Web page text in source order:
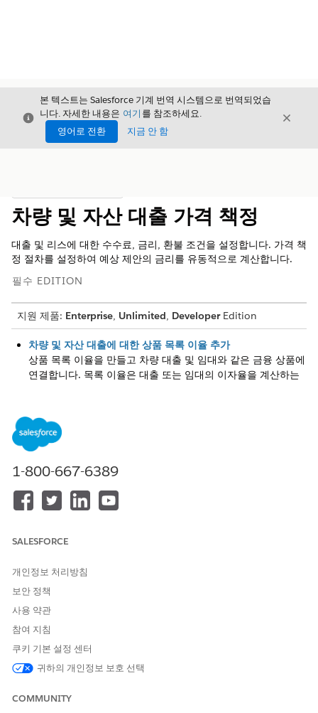
닫기
본 텍스트는 Salesforce 기계 번역 시스템으로 번역되었습
니다. 자세한 내용은 여기 를 참조하세요.
영어로 전환
지금 안 함
닫기
차량 및 자산 대출 가격 책정
대출 및 리스에 대한 수수료, 금리, 환불 조건을 설정합니다. 가격 책
정 절차를 설정하여 예상 제안의 금리를 유동적으로 계산합니다.
필수 EDITION
지원 제품: Enterprise, Unlimited, DeveloperEdition
차량 및 자산 대출에 대한 상품 목록 이율 추가
상품 목록 이율을 만들고 차량 대출 및 임대와 같은 금융 상품에
연결합니다. 목록 이율은 대출 또는 임대의 이자율을 계산하는
수수료를 만들고 차량 대출 및 임대와 같은 금융 상품에 연결합
니다. 수수료 유형에는 체납 수수료, 조기 상환 수수료, 대출 개
가 상품의 FAQ 탭에서 적용 가능한 수수료를 볼 수 있습니다.
차량 및 자산 대출 제안에 대한 컨텍스트 정의 복제
고객 또는 에이전트가 인테이크 유도 플로를 사용하여 대출 또
상 월 납입액, 이자율, 상환 기간이 표시됩니다.
용하여 제안에 대한 이자율을 동적으로 계산하는 가격 책정 절
차를 사용합니다. 컨텍스트 정의 노드는 단계, 기간, 이자율, 유
매핑은 제안 세부 사항을 저장하는 Application Form Product
Proposal(신청서 양식 제품 제안) 개체의 필드에 특성을 매핑합
니다.
차량 및 자산 대출 제안에 대한 결정 테이블 만들기
상품에 대한 목록 이율을 출력으로 가져옵니다. 가격 책정 절차
1-800-667-6389
SALESFORCE
개인정보 처리방침
보안 정책
사용 약관
참여 지침
쿠키 기본 설정 센터
귀하의 개인정보 보호 선택
COMMUNITY